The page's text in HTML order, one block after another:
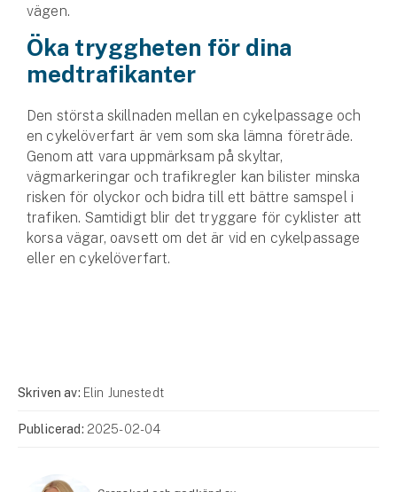
vägen.
Öka tryggheten för dina
medtrafikanter
Den största skillnaden mellan en cykel­passage och
en cykelöverfart är vem som ska lämna företräde.
Genom att vara upp­märksam på skyltar,
vägmarkeringar och trafikregler kan bilister minska
risken för olyckor och bidra till ett bättre samspel i
trafiken. Samtidigt blir det tryggare för cyklister att
korsa vägar, oavsett om det är vid en cykelpassage
eller en cykelöverfart.
Skriven av: Elin Junestedt
Publicerad: 2025-02-04